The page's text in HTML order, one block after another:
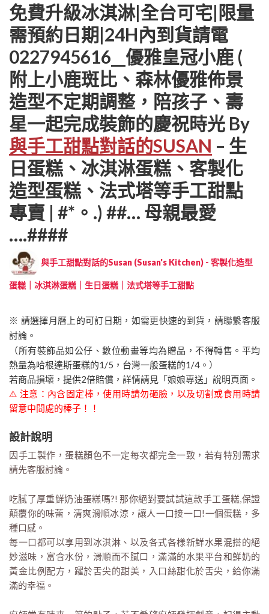
免費升級冰淇淋|全台可宅|限量
需預約日期|24H內到貨請電
0227945616__優雅皇冠小鹿 (
附上小鹿斑比、森林優雅佈景
造型不定期調整，陪孩子、壽
星一起完成裝飾的慶祝時光 By
與手工甜點對話的SUSAN – 生
日蛋糕、冰淇淋蛋糕、客製化
造型蛋糕、法式塔等手工甜點
專賣 | #*。.) ##… 母親最愛
….####
與手工甜點對話的Susan (Susan's Kitchen) - 客製化造型
蛋糕｜冰淇淋蛋糕｜生日蛋糕｜法式塔等手工甜點
※ 請選擇月曆上的可訂日期，如需更快速的到貨，請聯繫客服
討論。
（所有裝飾品如公仔、數位動畫等均為贈品，不得轉售。平均
熱量為哈根達斯蛋糕的1/5，台灣一般蛋糕的1/4。）
若商品損壞，提供2倍賠償，詳情請見「娘娘專送」說明頁面。
⚠️ 注意：內含固定棒，使用時請勿砸臉，以及切割或食用時請
留意中間處的棒子！！
設計說明
因手工製作，蛋糕顏色不一定每次都完全一致，若有特別需求
請先客服討論。
吃膩了厚重鮮奶油蛋糕嗎?! 那你絕對要試試這款手工蛋糕,保證
顛覆你的味蕾，清爽滑順冰涼，讓人一口接一口!一個蛋糕，多
種口感。
每一口都可以享用到冰淇淋、以及各式各樣新鮮水果混搭的絕
妙滋味，富含水份，滑順而不膩口，滿滿的水果平台和鮮奶的
黃金比例配方，躍於舌尖的甜美，入口絲甜化於舌尖，給你滿
滿的幸福。